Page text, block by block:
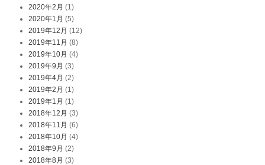
2020年2月 (1)
2020年1月 (5)
2019年12月 (12)
2019年11月 (8)
2019年10月 (4)
2019年9月 (3)
2019年4月 (2)
2019年2月 (1)
2019年1月 (1)
2018年12月 (3)
2018年11月 (6)
2018年10月 (4)
2018年9月 (2)
2018年8月 (3)